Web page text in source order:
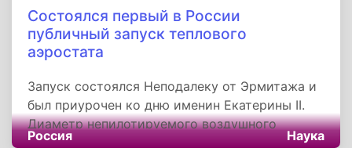
Состоялся первый в России
публичный запуск теплового
аэростата
Запуск состоялся Неподалеку от Эрмитажа и
был приурочен ко дню именин Екатерины II.
Диаметр непилотируемого воздушного
аппарата составлял менее полуметра.
Россия Наука